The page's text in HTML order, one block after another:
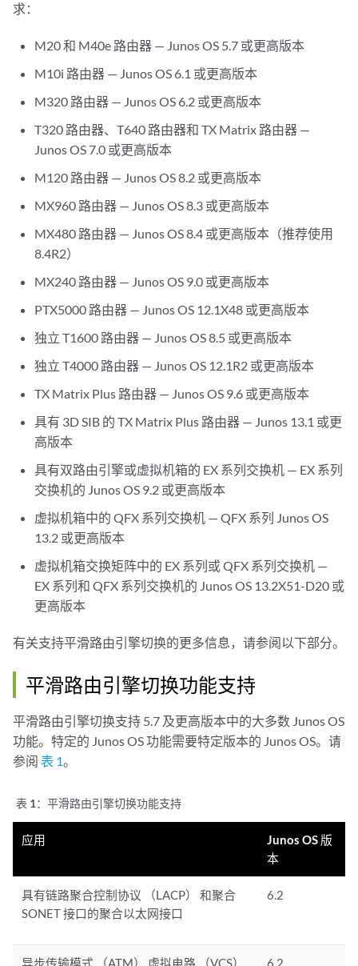
求：
M20 和 M40e 路由器 — Junos OS 5.7 或更高版本
M10i 路由器 — Junos OS 6.1 或更高版本
M320 路由器 — Junos OS 6.2 或更高版本
T320 路由器、T640 路由器和 TX Matrix 路由器 —
Junos OS 7.0 或更高版本
M120 路由器 — Junos OS 8.2 或更高版本
MX960 路由器 — Junos OS 8.3 或更高版本
MX480 路由器 — Junos OS 8.4 或更高版本（推荐使用
8.4R2）
MX240 路由器 — Junos OS 9.0 或更高版本
PTX5000 路由器 — Junos OS 12.1X48 或更高版本
独立 T1600 路由器 — Junos OS 8.5 或更高版本
独立 T4000 路由器 — Junos OS 12.1R2 或更高版本
TX Matrix Plus 路由器 — Junos OS 9.6 或更高版本
具有 3D SIB 的 TX Matrix Plus 路由器 — Junos 13.1 或更
高版本
具有双路由引擎或虚拟机箱的 EX 系列交换机 — EX 系列
交换机的 Junos OS 9.2 或更高版本
虚拟机箱中的 QFX 系列交换机 — QFX 系列 Junos OS
13.2 或更高版本
虚拟机箱交换矩阵中的 EX 系列或 QFX 系列交换机 —
EX 系列和 QFX 系列交换机的 Junos OS 13.2X51-D20 或
更高版本
有关支持平滑路由引擎切换的更多信息，请参阅以下部分。
平滑路由引擎切换功能支持
平滑路由引擎切换支持 5.7 及更高版本中的大多数 Junos OS
功能。特定的 Junos OS 功能需要特定版本的 Junos OS。请
参阅 表 1。
表 1： 平滑路由引擎切换功能支持
应用
Junos OS 版
本
具有链路聚合控制协议 （LACP） 和聚合
SONET 接口的聚合以太网接口
6.2
异步传输模式 （ATM） 虚拟电路 （VCS） 6.2